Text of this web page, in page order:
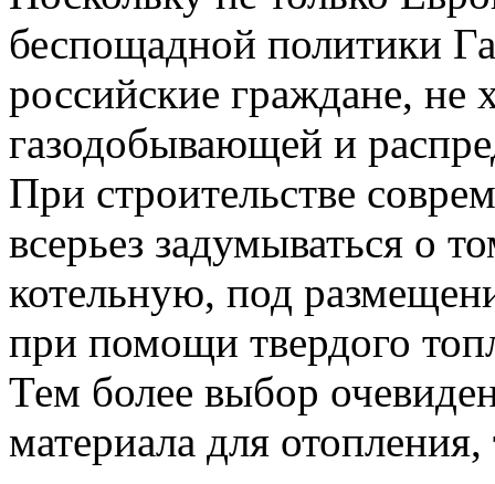
беспощадной политики
российские граждане, не
газодобывающей и
При строительстве
всерьез задумываться о
котельную, под
при помощи твердого
Тем более выбор
материала для